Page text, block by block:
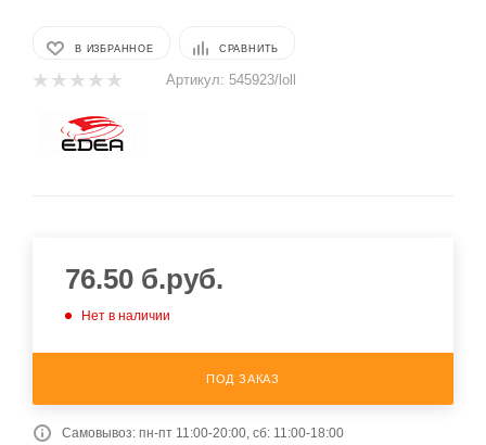
В ИЗБРАННОЕ СРАВНИТЬ
Артикул: 545923/loll
76.50 б.руб.
Нет в наличии
ПОД ЗАКАЗ
Самовывоз: пн-пт 11:00-20:00, сб: 11:00-18:00